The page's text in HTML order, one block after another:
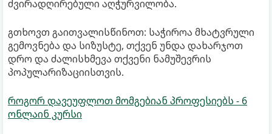
ძვირადღირებული აღჭურვილობა.
გთხოვთ გაითვალისწინოთ: საჭიროა მხატვრული
გემოვნება და სიზუსტე, თქვენ უნდა დახარჯოთ
დრო და ძალისხმევა თქვენი ნამუშევრის
პოპულარიზაციისთვის.
როგორ დავეუფლოთ მომგებიან პროფესიებს - 6
ონლაინ კურსი